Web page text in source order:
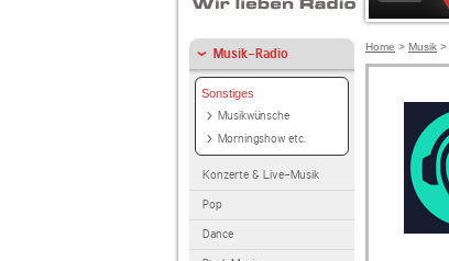
Musik-Radio
Sonstiges
Musikwünsche
Morningshow etc.
Konzerte & Live-Musik
Pop
Dance
Home > Musik >